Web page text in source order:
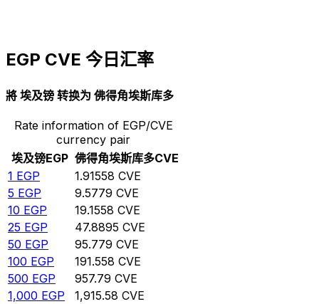
EGP CVE 今日汇率
將 埃及镑 转换为 佛得角埃斯库多
Rate information of EGP/CVE
currency pair
埃及镑EGP 佛得角埃斯库多CVE
1 EGP 1.91558 CVE
5 EGP 9.5779 CVE
10 EGP 19.1558 CVE
25 EGP 47.8895 CVE
50 EGP 95.779 CVE
100 EGP 191.558 CVE
500 EGP 957.79 CVE
1,000 EGP 1,915.58 CVE